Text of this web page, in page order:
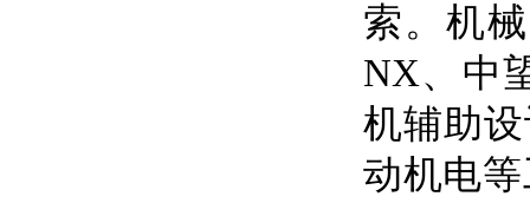
索。机
NX、中
机辅助
动机电